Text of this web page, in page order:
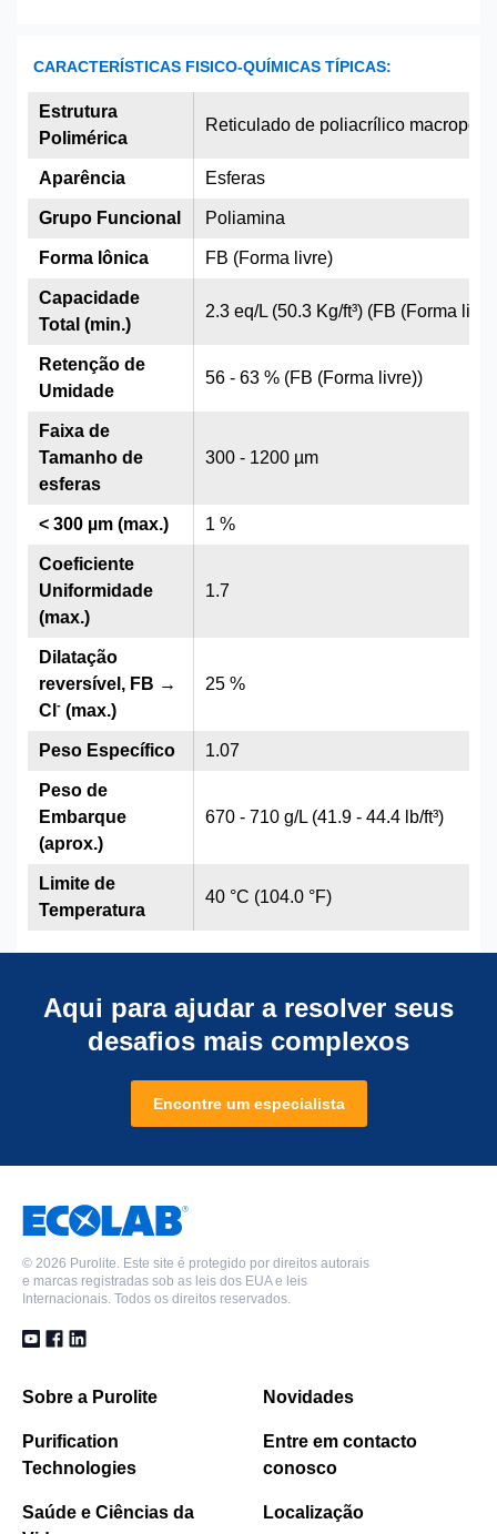
CARACTERÍSTICAS FISICO-QUÍMICAS TÍPICAS:
Reticulado de poliacrílico
Esferas
Poliamina
FB (Forma livre)
2.3 eq/L (50.3 Kg/ft³) (FB (Forma
56 - 63 % (FB (Forma livre))
300 - 1200 µm
1 %
1.7
25 %
1.07
670 - 710 g/L (41.9 - 44.4 lb/ft³)
40 °C (104.0 °F)
Estrutura
Polimérica
Aparência
Grupo Funcional
Forma Iônica
Capacidade
Total (min.)
Retenção de
Umidade
Faixa de
Tamanho de
esferas
< 300 µm (max.)
Coeficiente
Uniformidade
(max.)
Dilatação
reversível, FB →
Cl - (max.)
Peso Específico
Peso de
Embarque
(aprox.)
Limite de
Temperatura
Aqui para ajudar a resolver seus
desafios mais complexos
Encontre um especialista
© 2026 Purolite. Este site é protegido por direitos autorais
e marcas registradas sob as leis dos EUA e leis
Internacionais. Todos os direitos reservados.
Sobre a Purolite
Purification
Technologies
Saúde e Ciências da
Novidades
Entre em contacto
conosco
Localização